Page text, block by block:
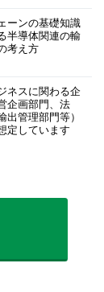
ーンの基礎知識
半導体関連の輸
考え方
ネスに関わる企
企画部門、法
管理部門等）
定しています